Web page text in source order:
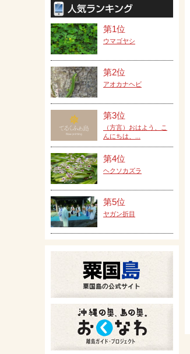
第1位
ウマゴヤシ
第2位
アオカナヘビ
第3位
（方言）おはよう、こ
んにちは、...
第4位
ヘクソカズラ
第5位
ヤガン折目